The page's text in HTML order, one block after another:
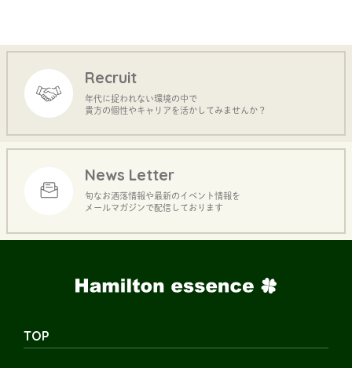
Recruit
年代に捉われない環境の中で
貴方の個性やキャリアを活かしてみませんか？
News Letter
旬なお洒落情報や最新のイベント情報を
メールマガジンで配信しております
TOP